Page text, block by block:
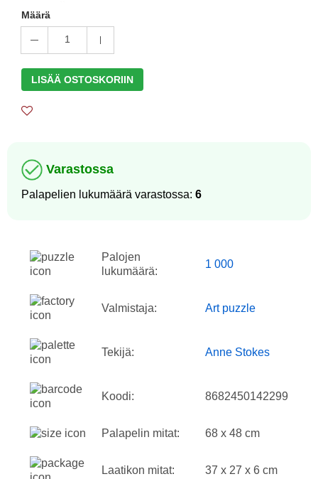
Määrä
1
LISÄÄ OSTOSKORIIN
Varastossa
Palapelien lukumäärä varastossa: 6
Palojen
lukumäärä:
1 000
Valmistaja: Art puzzle
Tekijä: Anne Stokes
Koodi: 8682450142299
Palapelin mitat: 68 x 48 cm
Laatikon mitat: 37 x 27 x 6 cm